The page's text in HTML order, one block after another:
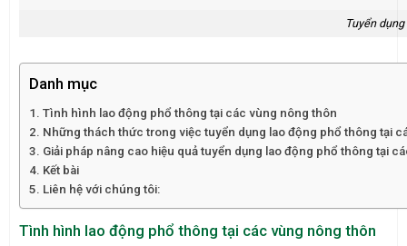
Tuyển
Danh mục
Tình hình lao động phổ thông tại các vùng nông thôn
Những thách thức trong việc tuyển dụng lao động phổ thông tại
Giải pháp nâng cao hiệu quả tuyển dụng lao động phổ thông tại
Kết bài
Liên hệ với chúng tôi:
Tình hình lao động phổ thông tại các vùng nông thôn